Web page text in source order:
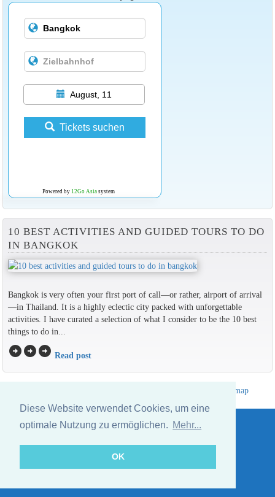
Diese Website verwendet Cookies, um eine
optimale Nutzung zu ermöglichen. Mehr...
OK
August, 11
Tickets suchen
Powered by 12Go Asiasystem
10 BEST ACTIVITIES AND GUIDED TOURS TO DO
IN BANGKOK
Bangkok is very often your first port of call—or rather, airport of arrival
—in Thailand. It is a highly eclectic city packed with unforgettable
activities. I have curated a selection of what I consider to be the 10 best
things to do in...
arrow_circle_rightarrow_circle_rightarrow_circle_right Read post
Sitemap
Website © Thailandee.com - 2026